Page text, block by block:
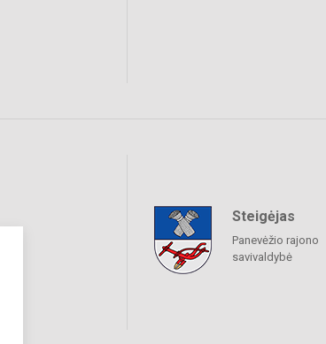
Steigėjas
Panevėžio rajono
savivaldybė